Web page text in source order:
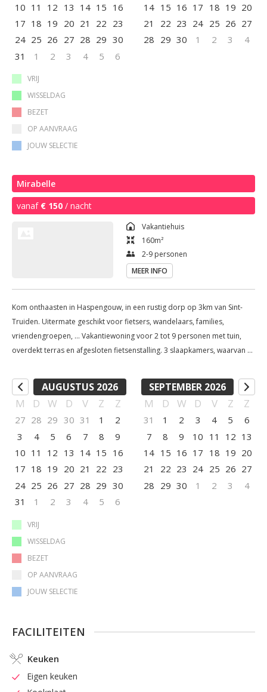
10 11 12 13 14 15 16
17 18 19 20 21 22 23
24 25 26 27 28 29 30
31
1 2 3 4 5 6
14 15 16 17 18 19 20
21
22 23 24 25 26 27
28 29 30 1 2 3 4
VRIJ
WISSELDAG
BEZET
OP AANVRAAG
JOUW SELECTIE
Mirabelle
vanaf € 150 / nacht
Vakantiehuis
160m²
2-9 personen
MEER INFO
Kom onthaasten in Haspengouw, in een rustig dorp op 3km van Sint-
Truiden. Uitermate geschikt voor fietsers, wandelaars, families,
vriendengroepen, ... Vakantiewoning voor 2 tot 9 personen met tuin,
overdekt terras en afgesloten fietsenstalling. 3 slaapkamers, waarvan 1
gewelfd plafond volledig uitgeruste keuken met vaatwasmachine en
wasmachineAUGUSTUS 2026
M D W D V Z Z
27 28 29 30 31 1
2
3
4 5 6 7 8
9
10 11 12 13 14 15 16
17 18 19 20 21 22 23
24 25 26 27 28 29 30
31
1 2 3 4 5 6
SEPTEMBER 2026
M D W D V Z Z
31 1 2 3 4 5
6
7
8 9 10 11 12 13
14 15 16 17 18 19 20
21
22 23 24 25 26 27
28 29 30 1 2 3 4
VRIJ
WISSELDAG
BEZET
OP AANVRAAG
JOUW SELECTIE
FACILITEITEN
Keuken
Eigen keuken